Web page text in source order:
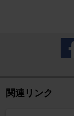
関連リンク